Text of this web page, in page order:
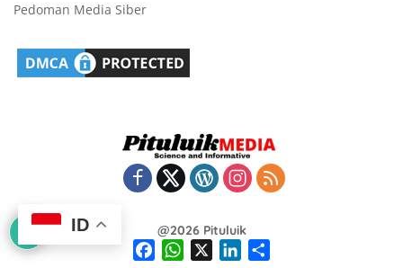
Pedoman Media Siber
@2026 Pituluik
W
h
ID